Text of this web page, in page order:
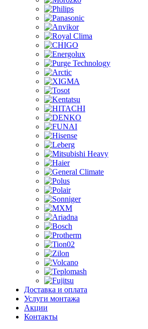
Доставка и оплата
Услуги монтажа
Акции
Контакты